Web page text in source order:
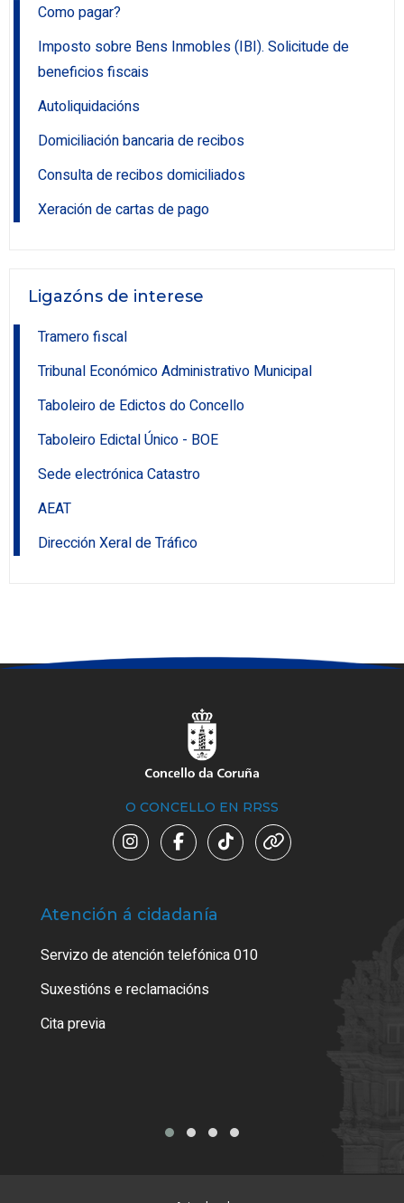
Como pagar?
Imposto sobre Bens Inmobles (IBI). Solicitude de
beneficios fiscais
Autoliquidacións
Domiciliación bancaria de recibos
Consulta de recibos domiciliados
Xeración de cartas de pago
Ligazóns de interese
Tramero fiscal
Tribunal Económico Administrativo Municipal
Taboleiro de Edictos do Concello
Taboleiro Edictal Único - BOE
Sede electrónica Catastro
AEAT
Dirección Xeral de Tráfico
O CONCELLO EN RRSS
Atención á cidadanía
Servizo de atención telefónica 010
Suxestións e reclamacións
Cita previa